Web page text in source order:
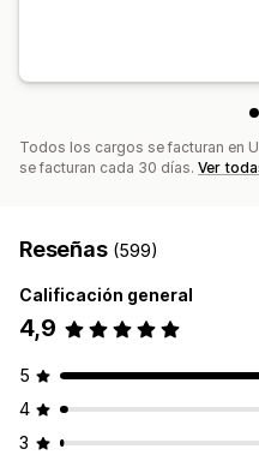
Todos los cargos se facturan en
se facturan cada 30 días. Ver
Reseñas (599)
Calificación general
4,9
5
4
3